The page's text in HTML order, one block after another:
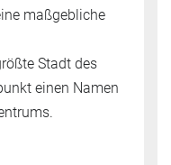
maßgebliche
Stadt des
einen Namen